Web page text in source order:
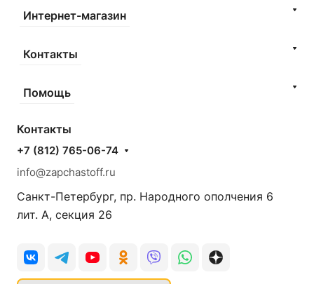
Интернет-магазин
Контакты
Помощь
Контакты
+7 (812) 765-06-74
info@zapchastoff.ru
Санкт-Петербург, пр. Народного ополчения 6
лит. А, секция 26